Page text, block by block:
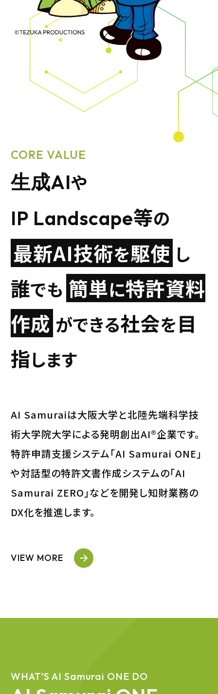
生成AIや
IP Landscape等の
最新AI技術を駆使 し
誰でも 簡単に特許資料
作成 ができる社会を目
指します
CORE VALUE
AI Samuraiは大阪大学と北陸先端科学技
術大学院大学による発明創出AI®企業です。
特許申請支援システム「AI Samurai ONE」
や対話型の特許文書作成システムの「AI
Samurai ZERO」などを開発し知財業務の
DX化を推進します。
VIEW MORE
WHAT’S AI Samurai ONE DO